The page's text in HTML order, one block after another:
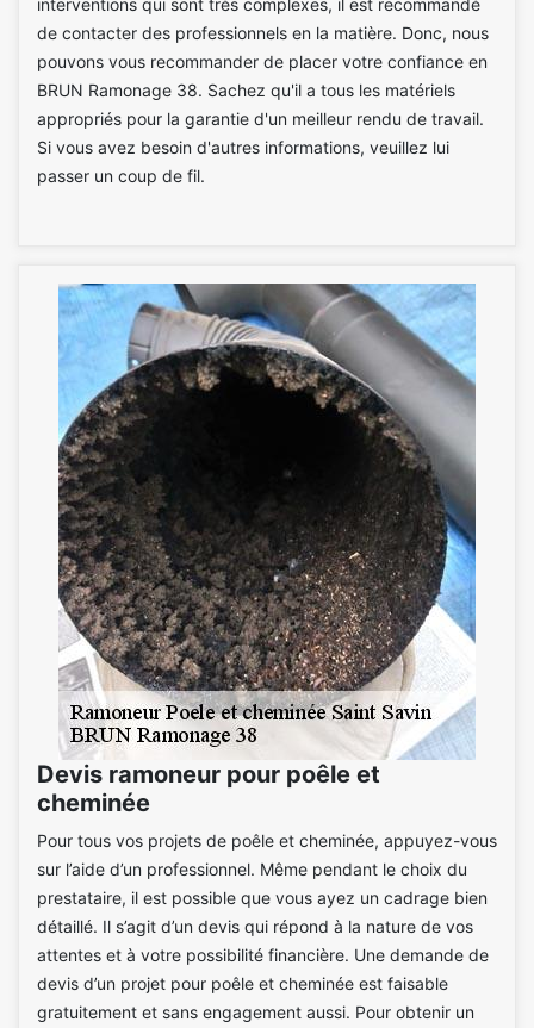
de contacter des professionnels en la matière. Donc, nous
pouvons vous recommander de placer votre confiance en
BRUN Ramonage 38. Sachez qu'il a tous les matériels
appropriés pour la garantie d'un meilleur rendu de travail.
Si vous avez besoin d'autres informations, veuillez lui
passer un coup de fil.
Devis ramoneur pour poêle et
cheminée
Pour tous vos projets de poêle et cheminée, appuyez-vous
sur l’aide d’un professionnel. Même pendant le choix du
prestataire, il est possible que vous ayez un cadrage bien
détaillé. Il s’agit d’un devis qui répond à la nature de vos
attentes et à votre possibilité financière. Une demande de
devis d’un projet pour poêle et cheminée est faisable
gratuitement et sans engagement aussi. Pour obtenir un